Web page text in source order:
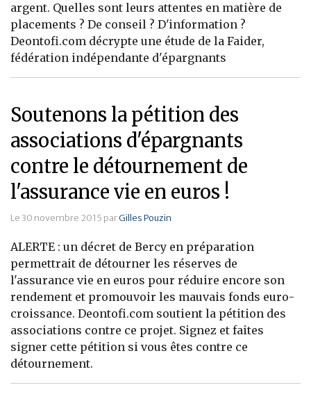
argent. Quelles sont leurs attentes en matière de
placements ? De conseil ? D'information ?
Deontofi.com décrypte une étude de la Faider,
fédération indépendante d'épargnants
Soutenons la pétition des
associations d'épargnants
contre le détournement de
l'assurance vie en euros !
Le 30 novembre 2015 parGilles Pouzin
ALERTE : un décret de Bercy en préparation
permettrait de détourner les réserves de
l'assurance vie en euros pour réduire encore son
rendement et promouvoir les mauvais fonds euro-
croissance. Deontofi.com soutient la pétition des
associations contre ce projet. Signez et faites
signer cette pétition si vous êtes contre ce
détournement.